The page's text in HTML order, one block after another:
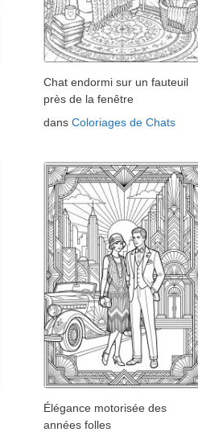
Chat endormi sur un fauteuil
près de la fenêtre
dans Coloriages de Chats
Élégance motorisée des
années folles